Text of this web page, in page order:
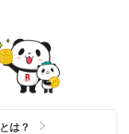
とは？